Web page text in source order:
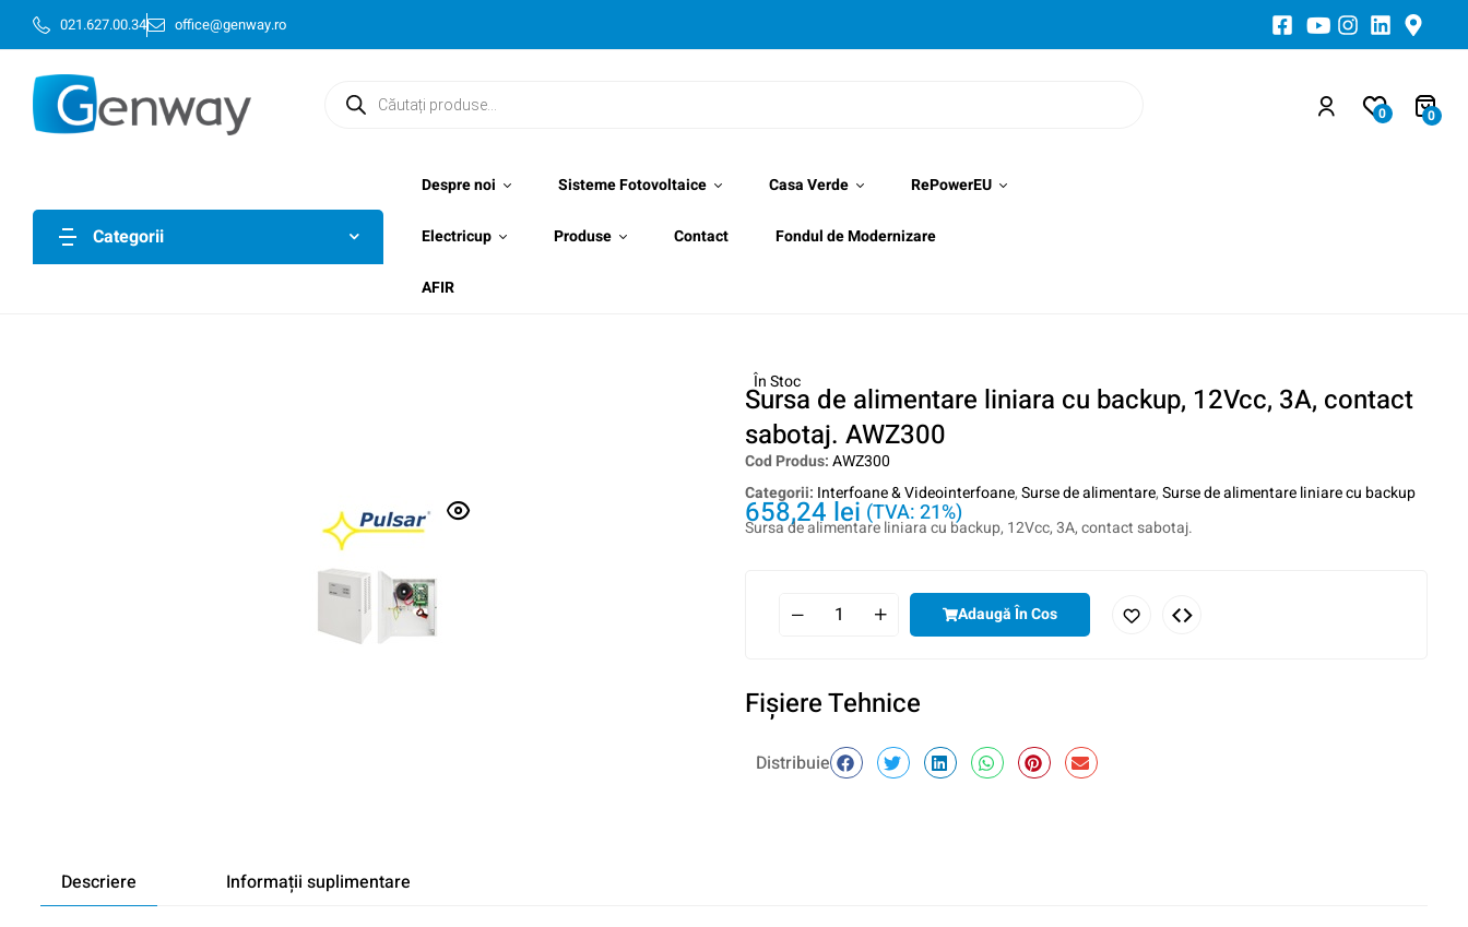
021.627.00.34 office@genway.ro
0 0
Categorii
Despre noi Sisteme Fotovoltaice Casa Verde RePowerEU
Electricup Produse Contact Fondul de Modernizare
AFIR
În Stoc
Sursa de alimentare liniara cu backup, 12Vcc, 3A, contact
sabotaj. AWZ300
Cod Produs:AWZ300
Categorii: Interfoane & Videointerfoane,Surse de alimentare,Surse de alimentare liniare cu backup
658,24 lei (TVA: 21%)
Sursa de alimentare liniara cu backup, 12Vcc, 3A, contact sabotaj.
Adaugă În Cos
Fişiere Tehnice
Distribuie
Descriere Informații suplimentare